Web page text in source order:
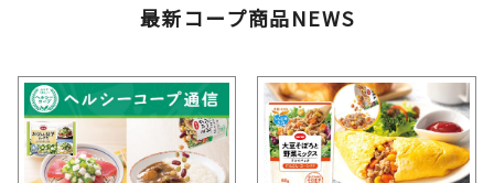
最新コープ商品NEWS